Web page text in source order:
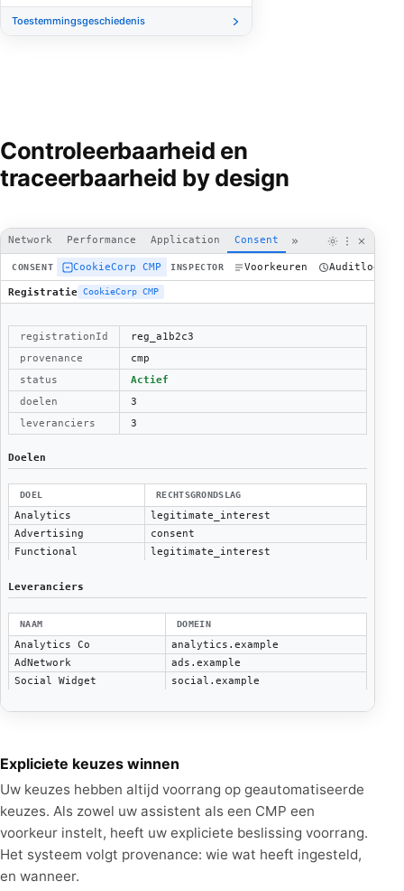
Toestemmingsgeschiedenis
Controleerbaarheid en
traceerbaarheid by design
Network Performance Application Consent »
CONSENT CookieCorp CMP INSPECTOR Voorkeuren Auditlog
Registratie CookieCorp CMP
registrationId
reg_a1b2c3
provenance
cmp
status
Actief
doelen
3
leveranciers
3
Doelen
DOEL RECHTSGRONDSLAG
Analytics
legitimate_interest
Advertising
consent
Functional
legitimate_interest
Leveranciers
NAAM DOMEIN
Analytics Co
analytics.example
AdNetwork
ads.example
Social Widget
social.example
Expliciete keuzes winnen
Uw keuzes hebben altijd voorrang op geautomatiseerde
keuzes. Als zowel uw assistent als een CMP een
voorkeur instelt, heeft uw expliciete beslissing voorrang.
Het systeem volgt provenance: wie wat heeft ingesteld,
en wanneer.